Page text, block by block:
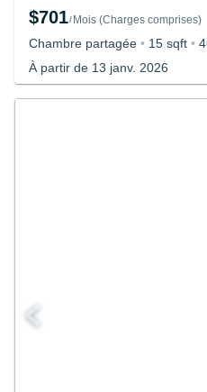
$701/Mois (Charges comprises)
Chambre partagée • 15 sqft •
À partir de 13 janv. 2026